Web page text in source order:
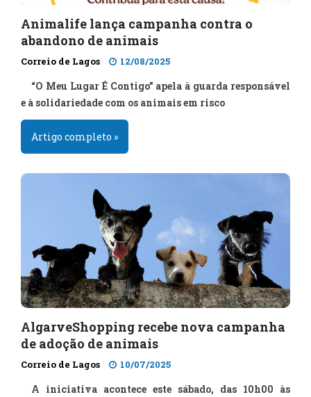
Animalife lança campanha contra o
abandono de animais
Correio de Lagos 12/08/2025
“O Meu Lugar É Contigo” apela à guarda responsável
e à solidariedade com os animais em risco
Artigo completo »
AlgarveShopping recebe nova campanha
de adoção de animais
Correio de Lagos 10/07/2025
A iniciativa acontece este sábado, das 10h00 às